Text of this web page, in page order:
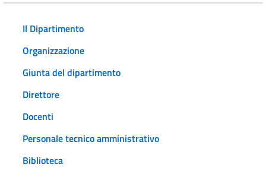
Il Dipartimento
Organizzazione
Giunta del dipartimento
Direttore
Docenti
Personale tecnico amministrativo
Biblioteca